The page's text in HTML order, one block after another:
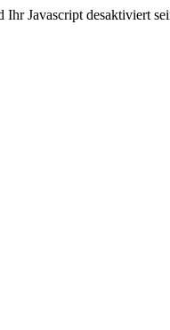
Javascript desaktiviert